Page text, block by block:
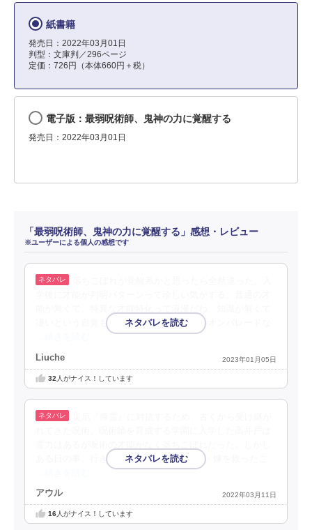
紙書籍
発売日：2022年03月01日
判型：文庫判／296ページ
定価：726円（本体660円＋税）
電子版：最弱呪術師、鬼神の力に覚醒する
発売日：2022年03月01日
「最弱呪術師、鬼神の力に覚醒する」感想・レビュー
※ユーザーによる個人の感想です
凄いという自覚も無く、無自覚に規格外のオンパレードな
Liuche 2023年01月05日
32 人がナイス！しています
ある日の事、行き倒れていた”鬼族”の少女・煉を救ったこ
アウル 2022年03月11日
16人がナイス！しています